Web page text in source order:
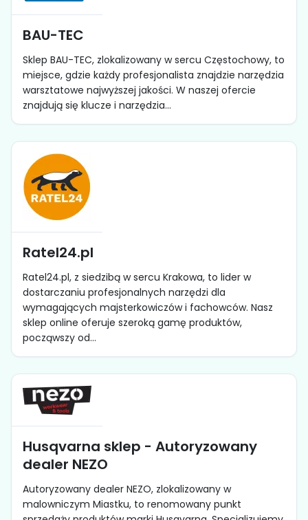
BAU-TEC
Sklep BAU-TEC, zlokalizowany w sercu Częstochowy, to
miejsce, gdzie każdy profesjonalista znajdzie narzędzia
warsztatowe najwyższej jakości. W naszej ofercie
znajdują się klucze i narzędzia...
Ratel24.pl
Ratel24.pl, z siedzibą w sercu Krakowa, to lider w
dostarczaniu profesjonalnych narzędzi dla
wymagających majsterkowiczów i fachowców. Nasz
sklep online oferuje szeroką gamę produktów,
począwszy od...
Husqvarna sklep - Autoryzowany
dealer NEZO
Autoryzowany dealer NEZO, zlokalizowany w
malowniczym Miastku, to renomowany punkt